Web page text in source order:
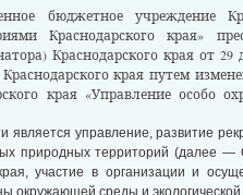
бюджетное учреждение
Краснодарского края»
Краснодарского края от
края путем
края «Управление особо
является управление, развитие
природных территорий (далее —
участие в организации и
окружающей среды и